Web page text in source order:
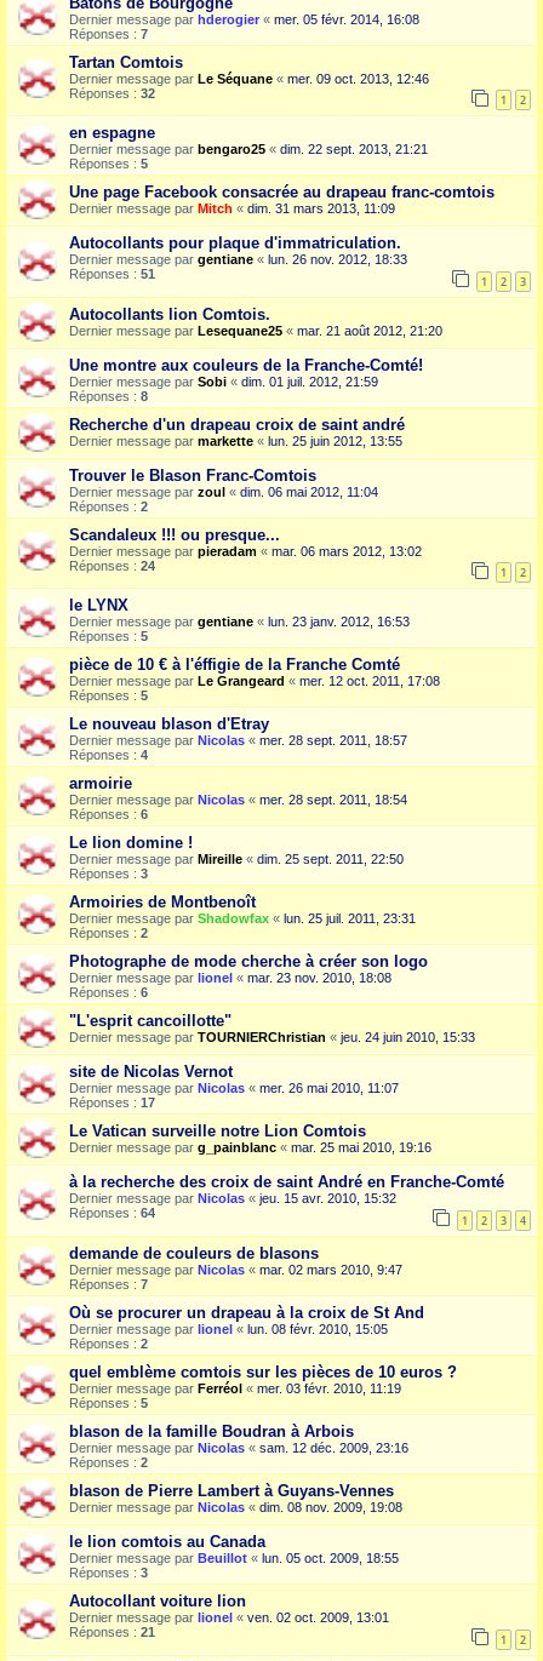
Dernier message par hderogier « mer. 05 févr. 2014, 16:08
Réponses : 7
Tartan Comtois
Dernier message par Le Séquane « mer. 09 oct. 2013, 12:46
Réponses : 32 1 2
en espagne
Dernier message par bengaro25 « dim. 22 sept. 2013, 21:21
Réponses : 5
Une page Facebook consacrée au drapeau franc-comtois
Dernier message par Mitch « dim. 31 mars 2013, 11:09
Autocollants pour plaque d'immatriculation.
Dernier message par gentiane « lun. 26 nov. 2012, 18:33
Réponses : 51 1 2 3
Autocollants lion Comtois.
Dernier message par Lesequane25 « mar. 21 août 2012, 21:20
Une montre aux couleurs de la Franche-Comté!
Dernier message par Sobi « dim. 01 juil. 2012, 21:59
Réponses : 8
Recherche d'un drapeau croix de saint andré
Dernier message par markette « lun. 25 juin 2012, 13:55
Trouver le Blason Franc-Comtois
Dernier message par zoul « dim. 06 mai 2012, 11:04
Réponses : 2
Scandaleux !!! ou presque...
Dernier message par pieradam « mar. 06 mars 2012, 13:02
Réponses : 24 1 2
le LYNX
Dernier message par gentiane « lun. 23 janv. 2012, 16:53
Réponses : 5
pièce de 10 € à l'éffigie de la Franche Comté
Dernier message par Le Grangeard « mer. 12 oct. 2011, 17:08
Réponses : 5
Le nouveau blason d'Etray
Dernier message par Nicolas « mer. 28 sept. 2011, 18:57
Réponses : 4
armoirie
Dernier message par Nicolas « mer. 28 sept. 2011, 18:54
Réponses : 6
Le lion domine !
Dernier message par Mireille « dim. 25 sept. 2011, 22:50
Réponses : 3
Armoiries de Montbenoît
Dernier message par Shadowfax « lun. 25 juil. 2011, 23:31
Réponses : 2
Photographe de mode cherche à créer son logo
Dernier message par lionel « mar. 23 nov. 2010, 18:08
Réponses : 6
"L'esprit cancoillotte"
Dernier message par TOURNIERChristian « jeu. 24 juin 2010, 15:33
site de Nicolas Vernot
Dernier message par Nicolas « mer. 26 mai 2010, 11:07
Réponses : 17
Le Vatican surveille notre Lion Comtois
Dernier message par g_painblanc « mar. 25 mai 2010, 19:16
à la recherche des croix de saint André en Franche-Comté
Dernier message par Nicolas « jeu. 15 avr. 2010, 15:32
Réponses : 64 1 2 3 4
demande de couleurs de blasons
Dernier message par Nicolas « mar. 02 mars 2010, 9:47
Réponses : 7
Où se procurer un drapeau à la croix de St And
Dernier message par lionel « lun. 08 févr. 2010, 15:05
Réponses : 2
quel emblème comtois sur les pièces de 10 euros ?
Dernier message par Ferréol « mer. 03 févr. 2010, 11:19
Réponses : 5
blason de la famille Boudran à Arbois
Dernier message par Nicolas « sam. 12 déc. 2009, 23:16
Réponses : 2
blason de Pierre Lambert à Guyans-Vennes
Dernier message par Nicolas « dim. 08 nov. 2009, 19:08
le lion comtois au Canada
Dernier message par Beuillot « lun. 05 oct. 2009, 18:55
Réponses : 3
Autocollant voiture lion
Dernier message par lionel « ven. 02 oct. 2009, 13:01
Réponses : 21 1 2